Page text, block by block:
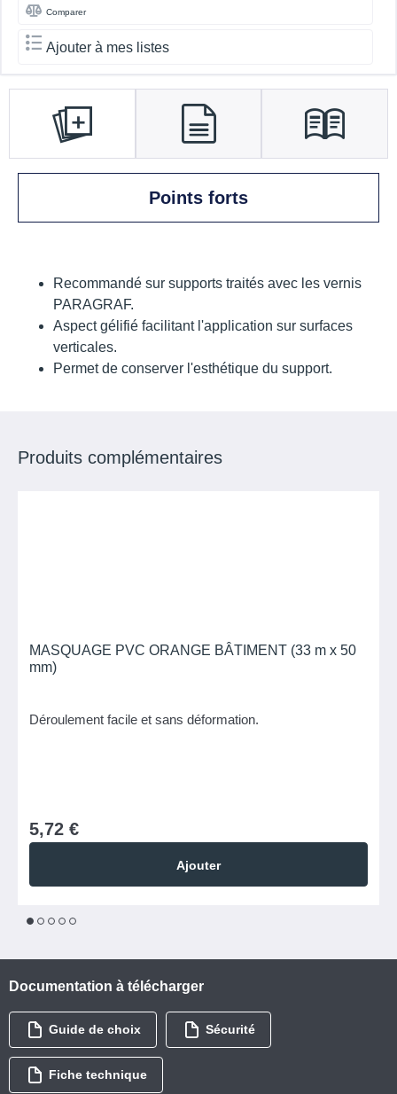
Comparer
Ajouter à mes listes
Points forts
Recommandé sur supports traités avec les vernis
PARAGRAF.
Aspect gélifié facilitant l'application sur surfaces
verticales.
Permet de conserver l'esthétique du support.
Produits complémentaires
MASQUAGE PVC ORANGE BÂTIMENT (33 m x 50
mm)
Déroulement facile et sans déformation.
5,72 €
Ajouter
1 2 3 4
Documentation à télécharger
Guide de choix Sécurité
Fiche technique